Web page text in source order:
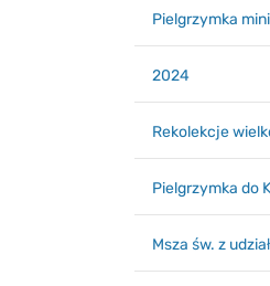
Pielgrzymka
2024
Rekolekcje
Pielgrzymka do
Msza św. z